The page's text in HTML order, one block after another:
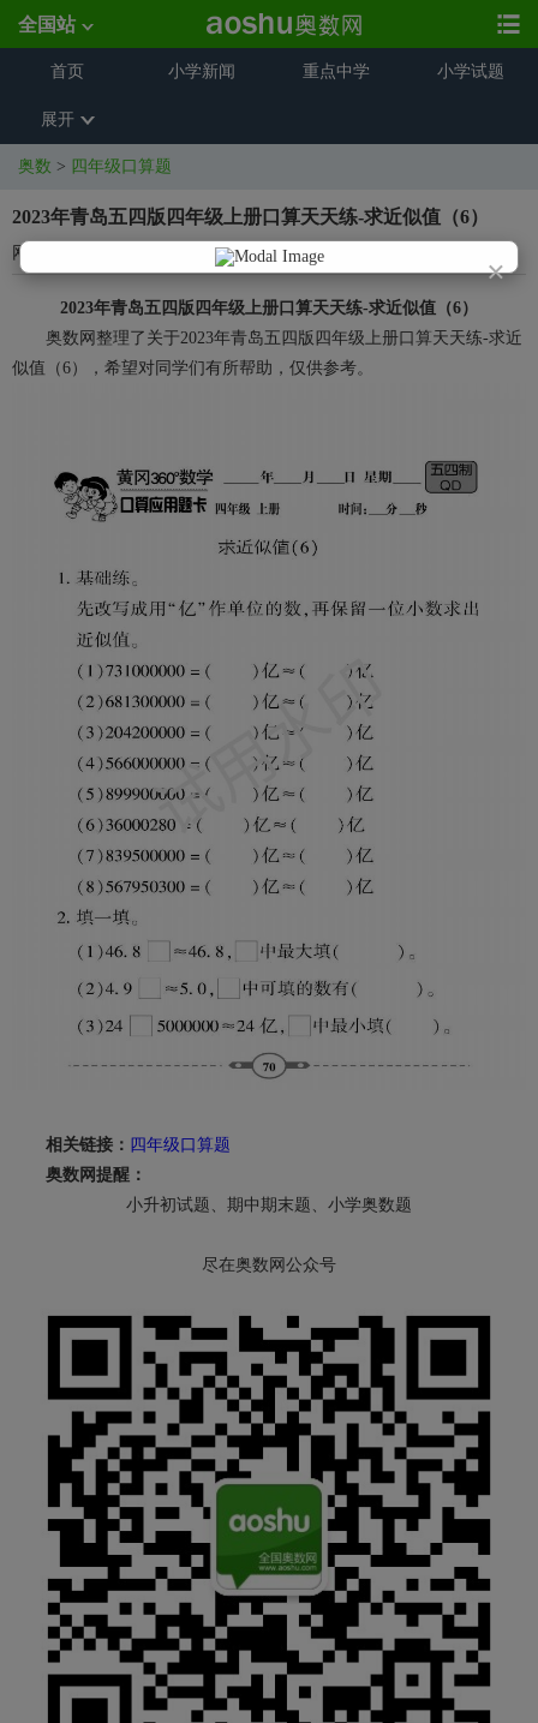
×
全国站
首页 小学新闻 重点中学 小学试题
展开
奥数 > 四年级口算题
2023年青岛五四版四年级上册口算天天练-求近似值（6）
网络来源 2023-10-19 08:56:29
2023年青岛五四版四年级上册口算天天练-求近似值（6）
奥数网整理了关于2023年青岛五四版四年级上册口算天天练-求近
似值（6），希望对同学们有所帮助，仅供参考。
相关链接： 四年级口算题
奥数网提醒：
小升初试题、期中期末题、小学奥数题
尽在奥数网公众号